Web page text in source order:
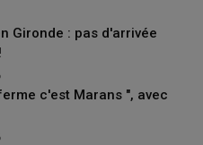
Gironde : pas d'arrivée
c'est Marans ", avec